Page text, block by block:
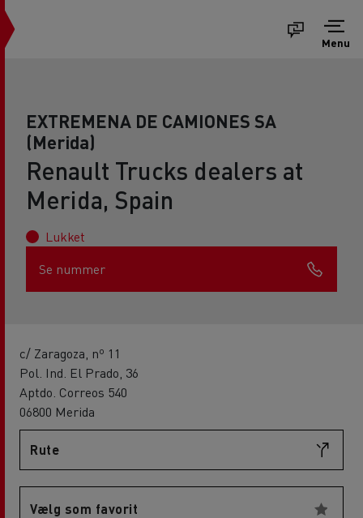
Menu
EXTREMENA DE CAMIONES SA
(Merida)
Renault Trucks dealers at
Merida, Spain
Lukket
Se nummer
c/ Zaragoza, nº 11
Pol. Ind. El Prado, 36
Aptdo. Correos 540
06800 Merida
Rute
Vælg som favorit